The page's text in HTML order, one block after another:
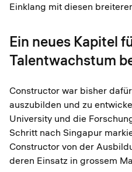
Einklang mit diesen
Ein neues Kapitel
Talentwachstum
Constructor war bisher
auszubilden und zu
University und die
Schritt nach Singapur
Constructor von der
deren Einsatz in grossem